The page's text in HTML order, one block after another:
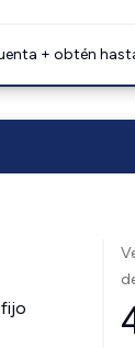
+ obtén